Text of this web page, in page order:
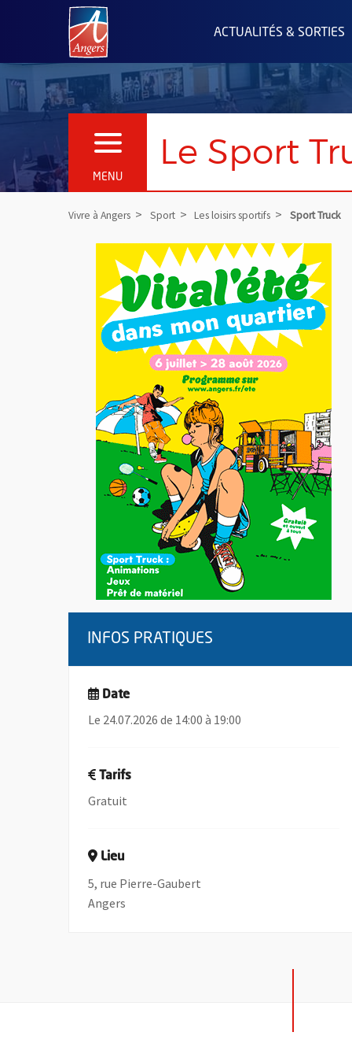
Angers.fr : Retour à l'accueil
ACTUALITÉS & SORTIES
MENU
OUVRIR LE MENU Le Sport
Vivre à Angers Sport Les loisirs sportifs Sport Truck
INFOS PRATIQUES
Date
Le 24.07.2026 de 14:00 à 19:00
Tarifs
Gratuit
Lieu
5, rue Pierre-Gaubert
Angers